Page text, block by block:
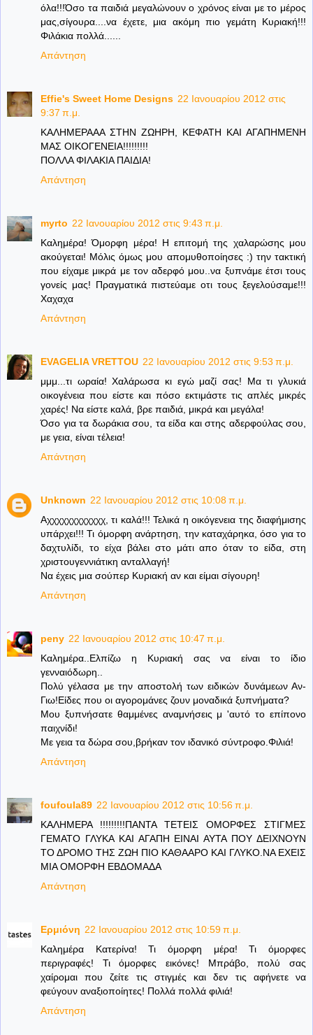
όλα!!!Όσο τα παιδιά μεγαλώνουν ο χρόνος είναι με το μέρος
μας,σίγουρα....να έχετε, μια ακόμη πιο γεμάτη Κυριακή!!!
Φιλάκια πολλά......
Απάντηση
Effie's Sweet Home Designs 22 Ιανουαρίου 2012 στις
9:37 π.μ.
ΚΑΛΗΜΕΡΑΑΑ ΣΤΗΝ ΖΩΗΡΗ, ΚΕΦΑΤΗ ΚΑΙ ΑΓΑΠΗΜΕΝΗ
ΜΑΣ ΟΙΚΟΓΕΝΕΙΑ!!!!!!!!!
ΠΟΛΛΑ ΦΙΛΑΚΙΑ ΠΑΙΔΙΑ!
Απάντηση
myrto 22 Ιανουαρίου 2012 στις 9:43 π.μ.
Καλημέρα! Όμορφη μέρα! Η επιτομή της χαλαρώσης μου
ακούγεται! Μόλις όμως μου απομυθοποίησες :) την τακτική
που είχαμε μικρά με τον αδερφό μου..να ξυπνάμε έτσι τους
γονείς μας! Πραγματικά πιστεύαμε οτι τους ξεγελούσαμε!!!
Χαχαχα
Απάντηση
EVAGELIA VRETTOU 22 Ιανουαρίου 2012 στις 9:53 π.μ.
μμμ...τι ωραία! Χαλάρωσα κι εγώ μαζί σας! Μα τι γλυκιά
οικογένεια που είστε και πόσο εκτιμάστε τις απλές μικρές
χαρές! Να είστε καλά, βρε παιδιά, μικρά και μεγάλα!
Όσο για τα δωράκια σου, τα είδα και στης αδερφούλας σου,
με γεια, είναι τέλεια!
Απάντηση
Unknown 22 Ιανουαρίου 2012 στις 10:08 π.μ.
Αχχχχχχχχχχχχ, τι καλά!!! Τελικά η οικόγενεια της διαφήμισης
υπάρχει!!! Τι όμορφη ανάρτηση, την καταχάρηκα, όσο για το
δαχτυλίδι, το είχα βάλει στο μάτι απο όταν το είδα, στη
χριστουγεννιάτικη ανταλλαγή!
Να έχεις μια σούπερ Κυριακή αν και είμαι σίγουρη!
Απάντηση
peny 22 Ιανουαρίου 2012 στις 10:47 π.μ.
Καλημέρα..Ελπίζω η Κυριακή σας να είναι το ίδιο
γενναιόδωρη..
Πολύ γέλασα με την αποστολή των ειδικών δυνάμεων Αν-
Γιω!Είδες που οι αγορομάνες ζουν μοναδικά ξυπνήματα?
Μου ξυπνήσατε θαμμένες αναμνήσεις μ 'αυτό το επίπονο
παιχνίδι!
Με γεια τα δώρα σου,βρήκαν τον ιδανικό σύντροφο.Φιλιά!
Απάντηση
foufoula89 22 Ιανουαρίου 2012 στις 10:56 π.μ.
ΚΑΛΗΜΕΡΑ !!!!!!!!!ΠΑΝΤΑ ΤΕΤΕΙΣ ΟΜΟΡΦΕΣ ΣΤΙΓΜΕΣ
ΓΕΜΑΤΟ ΓΛΥΚΑ ΚΑΙ ΑΓΑΠΗ ΕΙΝΑΙ ΑΥΤΑ ΠΟΥ ΔΕΙΧΝΟΥΝ
ΤΟ ΔΡΟΜΟ ΤΗΣ ΖΩΗ ΠΙΟ ΚΑΘΑΑΡΟ ΚΑΙ ΓΛΥΚΟ.ΝΑ ΕΧΕΙΣ
ΜΙΑ ΟΜΟΡΦΗ ΕΒΔΟΜΑΔΑ
Απάντηση
Ερμιόνη 22 Ιανουαρίου 2012 στις 10:59 π.μ.
Καλημέρα Κατερίνα! Τι όμορφη μέρα! Τι όμορφες
περιγραφές! Τι όμορφες εικόνες! Μπράβο, πολύ σας
χαίρομαι που ζείτε τις στιγμές και δεν τις αφήνετε να
φεύγουν αναξιοποίητες! Πολλά πολλά φιλιά!
Απάντηση